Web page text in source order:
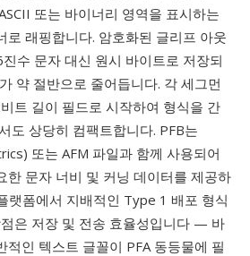
또는 바이너리 영역을 표시하는
로 래핑합니다. 암호화된 글리프 아웃
수 문자 대신 원시 바이트로 저장되
약 절반으로 줄어듭니다. 각 세그먼
트 길이 필드로 시작하여 형식을 간
도 상당히 컴팩트합니다. PFB는
또는 AFM 파일과 함께 사용되어
한 문자 너비 및 커닝 데이터를 제공하
랫폼에서 지배적인 Type 1 배포 형식
은 저장 및 전송 효율성입니다 — 바
적인 텍스트 글꼴이 PFA 동등물에 필